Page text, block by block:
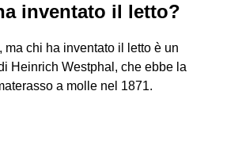
inventato il letto?
ma chi ha inventato il letto è un
Heinrich Westphal, che ebbe la
a molle nel 1871.